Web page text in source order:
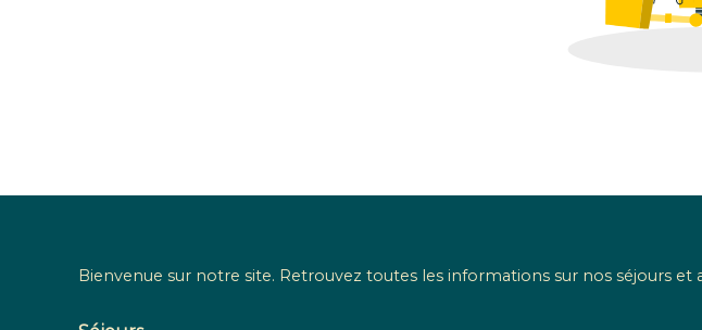
Bienvenue sur notre site. Retrouvez toutes les informations sur nos séjours et